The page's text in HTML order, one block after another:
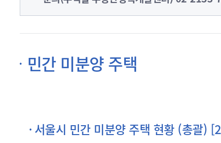
민간 미분양 주택
서울시 민간 미분양 주택 현황 (총괄)